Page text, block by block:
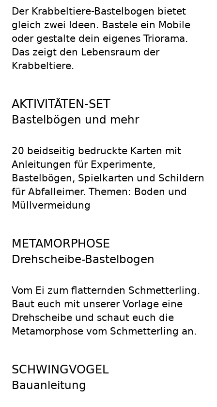
Der Krabbeltiere-Bastelbogen bietet
gleich zwei Ideen. Bastele ein Mobile
oder gestalte dein eigenes Triorama.
Das zeigt den Lebensraum der
Krabbeltiere.
AKTIVITÄTEN-SET
Bastelbögen und mehr
20 beidseitig bedruckte Karten mit
Anleitungen für Experimente,
Bastelbögen, Spielkarten und Schildern
für Abfalleimer. Themen: Boden und
Müllvermeidung
METAMORPHOSE
Drehscheibe-Bastelbogen
Vom Ei zum flatternden Schmetterling.
Baut euch mit unserer Vorlage eine
Drehscheibe und schaut euch die
Metamorphose vom Schmetterling an.
SCHWINGVOGEL
Bauanleitung